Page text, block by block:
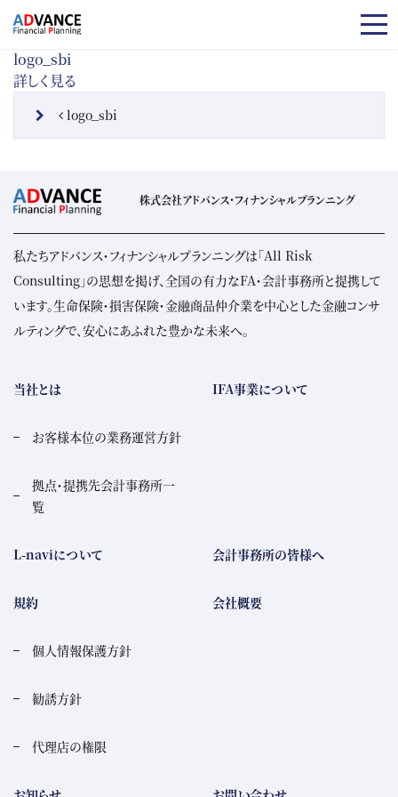
コンテンツへスキップ
logo_sbi
詳しく見る
投稿ナビゲーション
logo_sbi
株式会社アドバンス・フィナンシャルプランニング
私たちアドバンス・フィナンシャルプランニングは「All Risk
Consulting」の思想を掲げ、全国の有力なFA・会計事務所と提携して
います。生命保険・損害保険・金融商品仲介業を中心とした金融コンサ
ルティングで、安心にあふれた豊かな未来へ。
当社とは
お客様本位の業務運営方針
拠点・提携先会計事務所一
覧
IFA事業について
L-naviについて 会計事務所の皆様へ
規約
個人情報保護方針
勧誘方針
代理店の権限
会社概要